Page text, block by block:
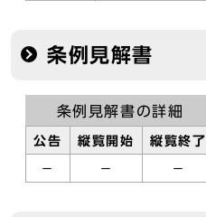
条例見解書
条例見解書の詳細
公告 縦覧開始 縦覧終了
－ － －